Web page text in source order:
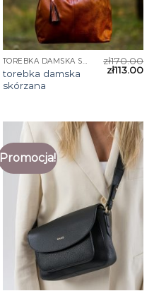
TOREBKA DAMSKA SKÓRZANA
torebka damska
skórzana
zł170.00
zł113.00
Promocja!